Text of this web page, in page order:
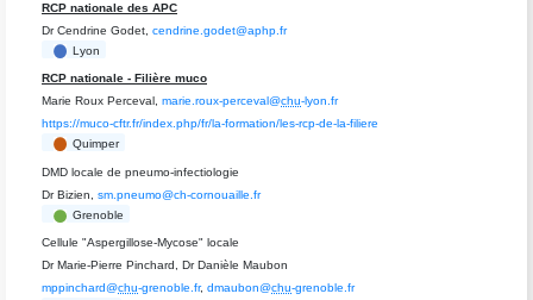
RCP nationale des APC
Dr Cendrine Godet, cendrine.godet@aphp.fr
Lyon
RCP nationale - Filière muco
Marie Roux Perceval, marie.roux-perceval@chu-lyon.fr
https://muco-cftr.fr/index.php/fr/la-formation/les-rcp-de-la-filiere
Quimper
DMD locale de pneumo-infectiologie
Dr Bizien, sm.pneumo@ch-cornouaille.fr
Grenoble
Cellule "Aspergillose-Mycose" locale
Dr Marie-Pierre Pinchard, Dr Danièle Maubon
mppinchard@chu-grenoble.fr, dmaubon@chu-grenoble.fr